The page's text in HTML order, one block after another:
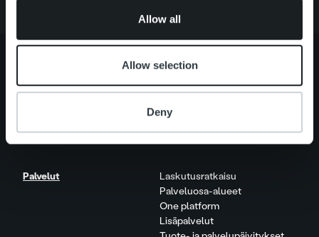
Allow all
Allow selection
DenyIhmiset ja kulttuurimme
Palvelut
Laskutusratkaisu
Palveluosa-alueet
One platform
Lisäpalvelut